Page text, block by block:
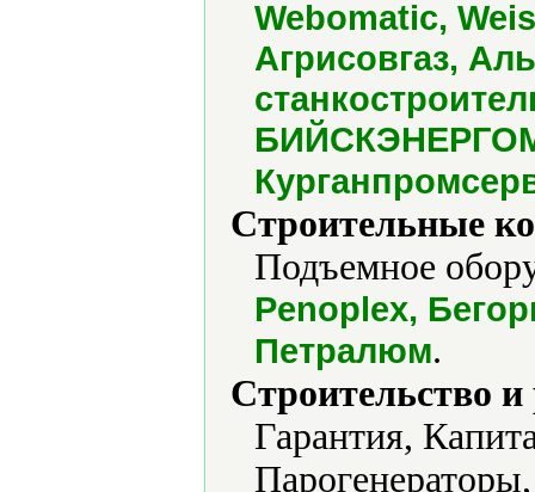
Webomatic,
Агрисовгаз,
Строительные
Подъемное
Penoplex,
Петралюм.
Строительство
Гарантия,